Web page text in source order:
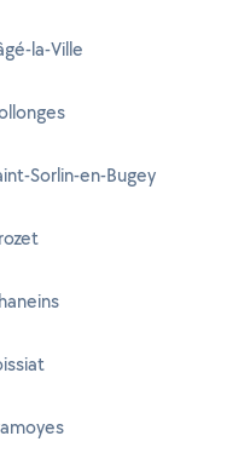
la-Ville
Sorlin-en-Bugey